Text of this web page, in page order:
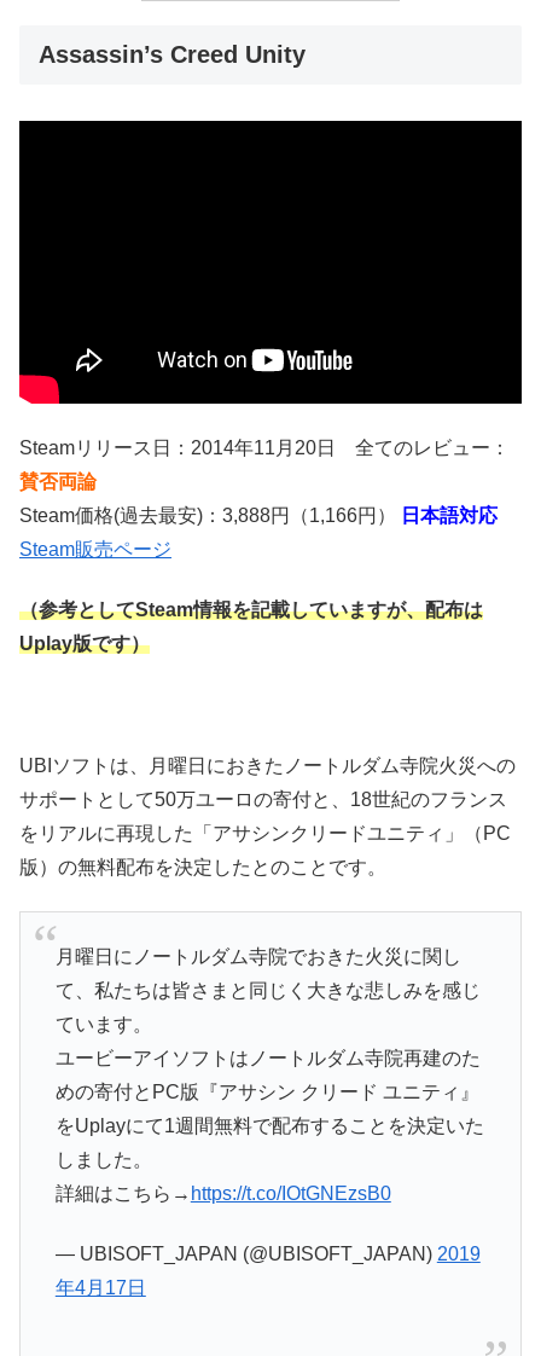
Assassin’s Creed Unity
Steamリリース日：2014年11月20日 全てのレビュー：
賛否両論
Steam価格(過去最安)：3,888円（1,166円）
日本語対応
Steam販売ページ
（参考としてSteam情報を記載していますが、配布は
Uplay版です）
UBIソフトは、月曜日におきたノートルダム寺院火災への
サポートとして50万ユーロの寄付と、18世紀のフランス
をリアルに再現した「アサシンクリードユニティ」（PC
版）の無料配布を決定したとのことです。
月曜日にノートルダム寺院でおきた火災に関し
て、私たちは皆さまと同じく大きな悲しみを感じ
ています。
ユービーアイソフトはノートルダム寺院再建のた
めの寄付とPC版『アサシン クリード ユニティ』
をUplayにて1週間無料で配布することを決定いた
しました。
詳細はこちら→ https://t.co/IOtGNEzsB0
— UBISOFT_JAPAN (@UBISOFT_JAPAN) 2019
年4月17日